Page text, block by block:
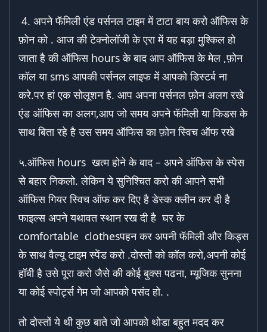
4. अपने फॅमिली एंड पर्सनल टाइम में टाटा बाय करो ऑफिस के
फ़ोन को . आज की टेक्नोलॉजी के एरा में यह बड़ा मुश्किल हो
जाता है की ऑफिस hours के बाद आप ऑफिस के मेल ,फ़ोन
कॉल या sms आपकी पर्सनल लाइफ में आपको डिस्टर्ब ना
करे.पर हां एक सोलूशन है. आप अपना पर्सनल फ़ोन अलग रखे
एंड ऑफिस का अलग,आप जो समय अपने फॅमिली या किडस के
साथ बिता रहे है उस समय ऑफिस का फ़ोन स्विच ऑफ रखे
५.ऑफिस hours खत्म होने के बाद – अपने ऑफिस के स्पेस
से बहार निकलो. लेकिन ये सुनिश्चित करो की आपने सभी
ऑफिस गियर स्विच ऑफ कर दिए है डेस्क क्लीन कर दी है
फाइल्स अपने यथावत स्थान रख दी है घर के
comfortable clothesपहन कर अपनी फॅमिली और किड्स
के साथ वैल्यू टाइम स्पेंड करो .दोस्तों को कॉल करो,अपनी कोई
हॉबी है उसे पूरा करो जैसे की कोई बुक्स पढना, म्यूजिक सुनना
या कोई स्पोर्ट्स गेम जो आपको पसंद हो. .
तो दोस्तों ये थी कुछ बाते जो आपको थोडा बहुत मदद कर